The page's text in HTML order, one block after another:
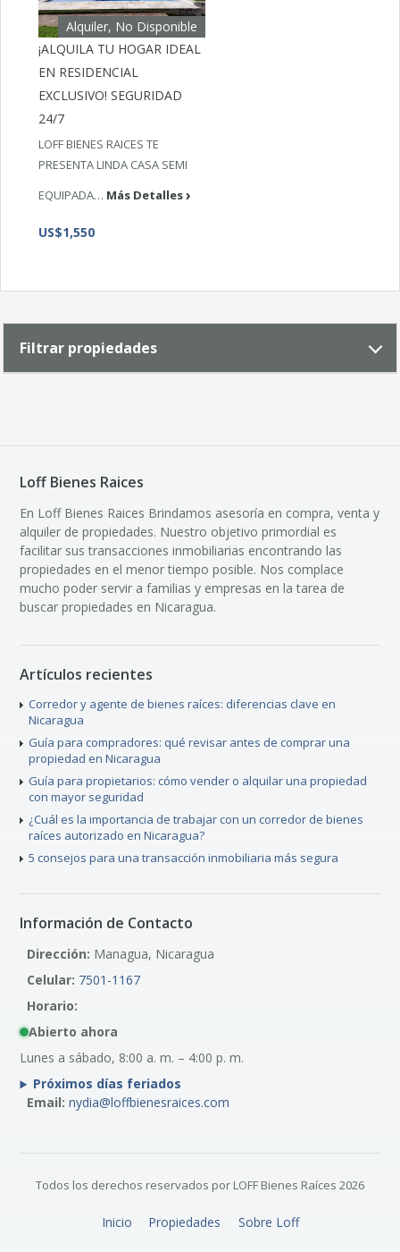
Alquiler, No Disponible
¡ALQUILA TU HOGAR IDEAL
EN RESIDENCIAL
EXCLUSIVO! SEGURIDAD
24/7
LOFF BIENES RAICES TE
PRESENTA LINDA CASA SEMI
EQUIPADA… Más Detalles
US$1,550
Filtrar propiedades
Loff Bienes Raices
En Loff Bienes Raices Brindamos asesoría en compra, venta y
alquiler de propiedades. Nuestro objetivo primordial es
facilitar sus transacciones inmobiliarias encontrando las
propiedades en el menor tiempo posible. Nos complace
mucho poder servir a familias y empresas en la tarea de
buscar propiedades en Nicaragua.
Artículos recientes
Corredor y agente de bienes raíces: diferencias clave en
Nicaragua
Guía para compradores: qué revisar antes de comprar una
propiedad en Nicaragua
Guía para propietarios: cómo vender o alquilar una propiedad
con mayor seguridad
¿Cuál es la importancia de trabajar con un corredor de bienes
raíces autorizado en Nicaragua?
5 consejos para una transacción inmobiliaria más segura
Información de Contacto
Dirección: Managua, Nicaragua
Celular: 7501-1167
Horario:
Abierto ahora
Lunes a sábado, 8:00 a. m. – 4:00 p. m.
Próximos días feriados
Email: nydia@loffbienesraices.com
Todos los derechos reservados por LOFF Bienes Raíces 2026
Inicio Propiedades Sobre Loff